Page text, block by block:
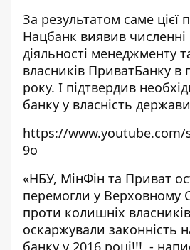
За результатом саме цієї
Нацбанк виявив
діяльності менеджменту
власників ПриватБанку в
року. І підтвердив
банку у власність
https://www.youtube.com/
9o
«НБУ, МінФін та Приват
перемогли у Верховному
проти колишніх власників
оскаржували законність
банку у 2016 році!!!, -